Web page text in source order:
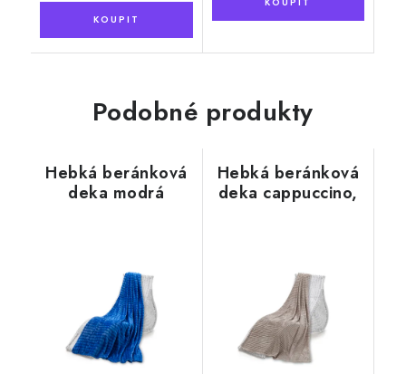
Podobné produkty
Hebká beránková
deka modrá
Hebká beránková
deka cappuccino,